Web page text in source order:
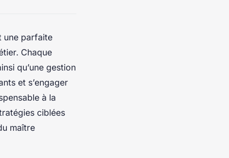
une parfaite
Chaque
qu’une gestion
et s’engager
à la
ciblées
maître